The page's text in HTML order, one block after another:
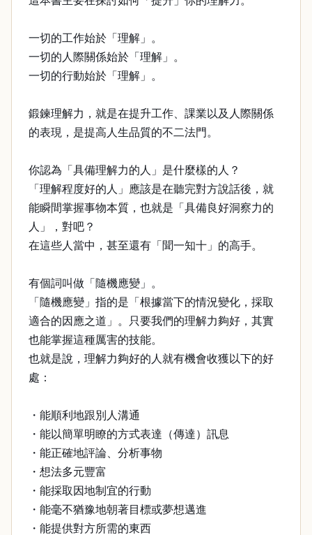
一切的工作始於「理解」。
一切的人際關係始於「理解」。
一切的行動始於「理解」。
鍛鍊理解力，就是在提升工作、課業以及人際關係
的表現，是提高人生品質的不二法門。
你認為「具備理解力的人」是什麼樣的人？
「理解程度好的人」應該是在聽完對方說話後，就
能瞬間掌握事物本質，也就是「具備良好洞察力的
人」，對吧？
在這些人當中，甚至還有「聞一知十」的高手。
有個詞叫做「隨機應變」。
「隨機應變」指的是「根據當下的情況變化，採取
適合的因應之道」。只要我們的理解力夠好，其實
也能掌握這種厲害的技能。
也就是說，理解力夠好的人就有機會收獲以下的好
處：
・能順利地跟別人溝通
・能以簡單明瞭的方式表達（傳達）訊息
・能正確地評論、分析事物
・想法多元豐富
・能採取因地制宜的行動
・能毫不猶豫地朝著目標或夢想邁進
・能提供對方所需的東西